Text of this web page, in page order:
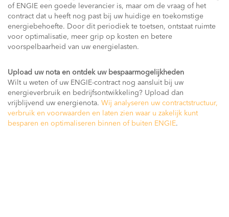
of ENGIE een goede leverancier is, maar om de vraag of het
contract dat u heeft nog past bij uw huidige en toekomstige
energiebehoefte. Door dit periodiek te toetsen, ontstaat ruimte
voor optimalisatie, meer grip op kosten en betere
voorspelbaarheid van uw energielasten.
Upload uw nota en ontdek uw bespaarmogelijkheden
Wilt u weten of uw ENGIE-contract nog aansluit bij uw
energieverbruik en bedrijfsontwikkeling? Upload dan
vrijblijvend uw energienota. Wij analyseren uw contractstructuur,
verbruik en voorwaarden en laten zien waar u zakelijk kunt
besparen en optimaliseren binnen of buiten ENGIE.